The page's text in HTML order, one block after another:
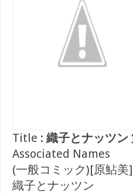
Title : 織子とナッツ
Associated Names
(一般コミック)[原鮎
織子とナッツン